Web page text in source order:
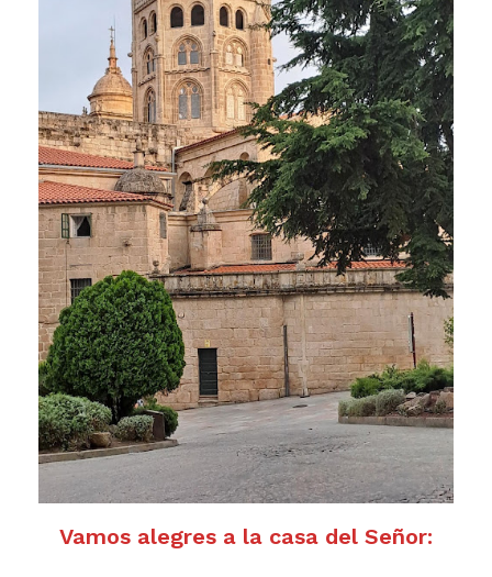
Vamos alegres a la casa del Señor: